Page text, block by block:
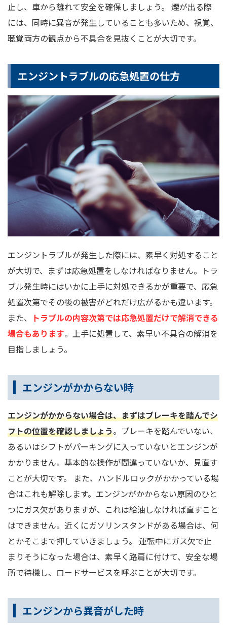
止し、車から離れて安全を確保しましょう。 煙が出る際
には、同時に異音が発生していることも多いため、視覚、
聴覚両方の観点から不具合を見抜くことが大切です。
エンジントラブルの応急処置の仕方
エンジントラブルが発生した際には、素早く対処すること
が大切で、まずは応急処置をしなければなりません。トラ
ブル発生時にはいかに上手に対処できるかが重要で、応急
処置次第でその後の被害がどれだけ広がるかも違います。
また、
トラブルの内容次第では応急処置だけで解消できる
場合もあります。上手に処置して、素早い不具合の解消を
目指しましょう。
エンジンがかからない時
エンジンがかからない場合は、まずはブレーキを踏んでシ
フトの位置を確認しましょう。ブレーキを踏んでいない、
あるいはシフトがパーキングに入っていないとエンジンが
かかりません。基本的な操作が間違っていないか、見直す
ことが大切です。 また、ハンドルロックがかかっている場
合はこれも解除します。エンジンがかからない原因のひと
つにガス欠がありますが、これは給油しなければ直すこと
はできません。近くにガソリンスタンドがある場合は、何
とかそこまで押していきましょう。 運転中にガス欠で止
まりそうになった場合は、素早く路肩に付けて、安全な場
所で待機し、ロードサービスを呼ぶことが大切です。
エンジンから異音がした時